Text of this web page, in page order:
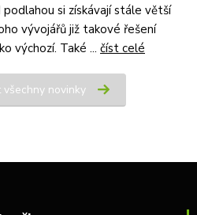
si získávají stále větší
vývojářů již takové řešení
výchozí. Také ... číst celé
všechny novinky